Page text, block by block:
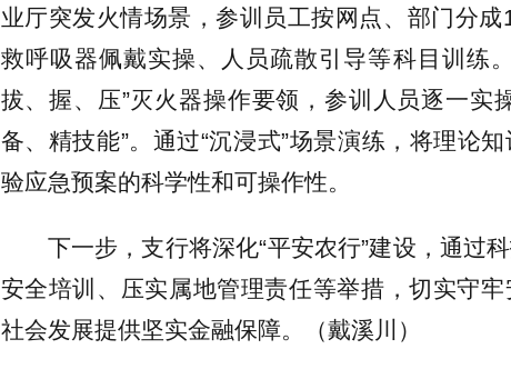
业厅突发火情场景，参训员工按网点、部门分
救呼吸器佩戴实操、人员疏散引导等科目训练
拔、握、压”灭火器操作要领，参训人员逐一实
备、精技能”。通过“沉浸式”场景演练，将理论
验应急预案的科学性和可操作性。
下一步，支行将深化“平安农行”建设，通过
安全培训、压实属地管理责任等举措，切实守
社会发展提供坚实金融保障。（戴溪川）